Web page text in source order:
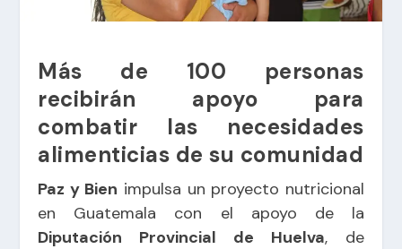
Más de 100 personas
recibirán apoyo para
combatir las necesidades
alimenticias de su comunidad
Paz y Bien impulsa un proyecto nutricional
en Guatemala con el apoyo de la
Diputación Provincial de Huelva, de